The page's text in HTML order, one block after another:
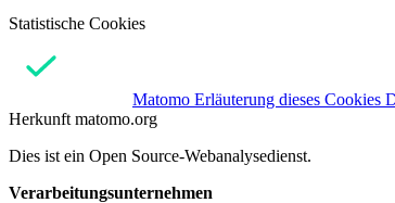
Statistische Cookies
Matomo Erläuterung dieses Cookies
Herkunft matomo.org
Dies ist ein Open Source-Webanalysedienst.
Verarbeitungsunternehmen